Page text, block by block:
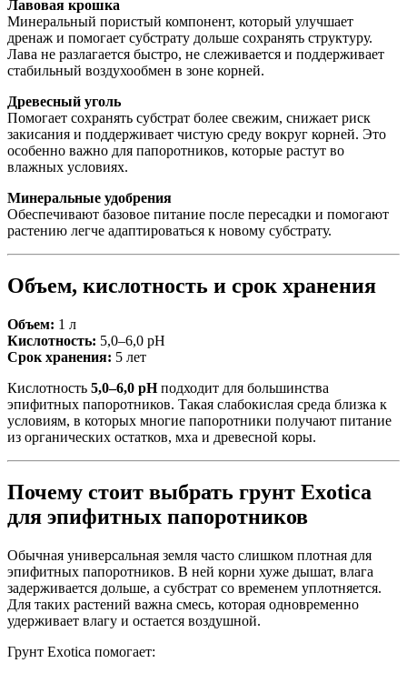
Лавовая крошка
Минеральный пористый компонент, который улучшает
дренаж и помогает субстрату дольше сохранять структуру.
Лава не разлагается быстро, не слеживается и поддерживает
стабильный воздухообмен в зоне корней.
Древесный уголь
Помогает сохранять субстрат более свежим, снижает риск
закисания и поддерживает чистую среду вокруг корней. Это
особенно важно для папоротников, которые растут во
влажных условиях.
Минеральные удобрения
Обеспечивают базовое питание после пересадки и помогают
растению легче адаптироваться к новому субстрату.
Объем, кислотность и срок хранения
Объем: 1 л
Кислотность: 5,0–6,0 pH
Срок хранения: 5 лет
Кислотность 5,0–6,0 pHподходит для большинства
эпифитных папоротников. Такая слабокислая среда близка к
условиям, в которых многие папоротники получают питание
из органических остатков, мха и древесной коры.
Почему стоит выбрать грунт Exotica
для эпифитных папоротников
Обычная универсальная земля часто слишком плотная для
эпифитных папоротников. В ней корни хуже дышат, влага
задерживается дольше, а субстрат со временем уплотняется.
Для таких растений важна смесь, которая одновременно
удерживает влагу и остается воздушной.
Грунт Exotica помогает: